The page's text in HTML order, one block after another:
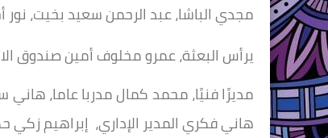
مجدي الباشا، عبد الرحمن سعيد بخيت،
يرأس البعثة، عمرو مخلوف أمين صندوق
مديرًا فنيًا، محمد كمال مدربا عاما،
هاني فكري المدير الإداري، إبراهيم